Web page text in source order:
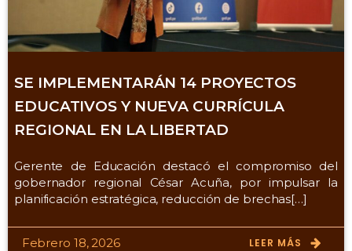
SE IMPLEMENTARÁN 14 PROYECTOS
EDUCATIVOS Y NUEVA CURRÍCULA
REGIONAL EN LA LIBERTAD
Gerente de Educación destacó el compromiso del
gobernador regional César Acuña, por impulsar la
planificación estratégica, reducción de brechas[…]
Febrero 18, 2026 LEER MÁS